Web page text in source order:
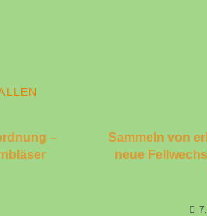
–
Sammeln von
neue